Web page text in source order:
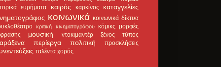
ευρήματα
καιρός καρκίνος
καταγγελίες
κοινωνικά κοινωνικά δίκτυα
κριτική κινηματογράφου κόμικς μορφές
μουσική ντοκιμαντέρ ξένος τύπος
περίεργα πολιτική προσκλήσεις
ταλέντα χορός